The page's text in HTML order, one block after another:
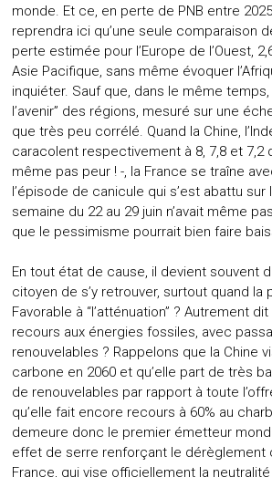
monde. Et ce, en perte de PNB entre
reprendra ici qu’une seule comparaison
perte estimée pour l’Europe de l’Ouest,
Asie Pacifique, sans même évoquer
inquiéter. Sauf que, dans le même temps,
l’avenir” des régions, mesuré sur une
que très peu corrélé. Quand la Chine,
caracolent respectivement à 8, 7,8 et 7,2
même pas peur ! -, la France se traîne
l’épisode de canicule qui s’est abattu sur
semaine du 22 au 29 juin n’avait même
que le pessimisme pourrait bien faire
En tout état de cause, il devient souvent
citoyen de s’y retrouver, surtout quand la
Favorable à “l’atténuation” ? Autrement
recours aux énergies fossiles, avec
renouvelables ? Rappelons que la Chine
carbone en 2060 et qu’elle part de très
de renouvelables par rapport à toute
qu’elle fait encore recours à 60% au
demeure donc le premier émetteur
effet de serre renforçant le dérèglement
France, qui vise officiellement la